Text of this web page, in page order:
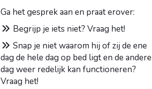
Ga het gesprek aan en praat erover:
Begrijp je iets niet? Vraag het!
Snap je niet waarom hij of zij de ene
dag de hele dag op bed ligt en de andere
dag weer redelijk kan functioneren?
Vraag het!